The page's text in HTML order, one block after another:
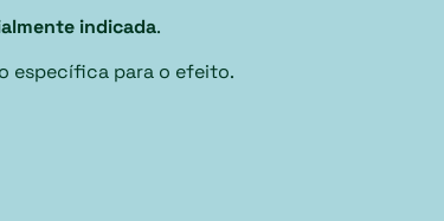
indicada.
específica para o efeito.